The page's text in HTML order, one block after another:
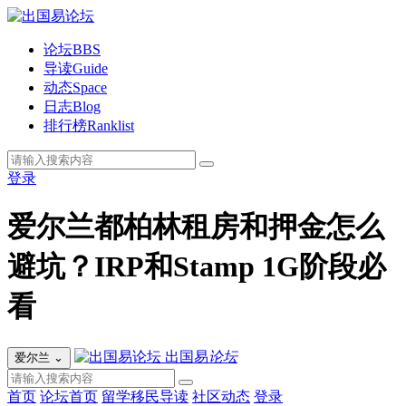
论坛BBS
导读Guide
动态Space
日志Blog
排行榜Ranklist
登录
爱尔兰都柏林租房和押金怎么
避坑？IRP和Stamp 1G阶段必
看
爱尔兰 ⌄ 出国易论坛
首页 论坛首页 留学移民导读 社区动态 登录